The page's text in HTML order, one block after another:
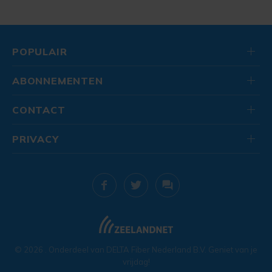
POPULAIR
ABONNEMENTEN
CONTACT
© 2026 . Onderdeel van DELTA Fiber Nederland B.V. Geniet van je
vrijdag!
PRIVACY